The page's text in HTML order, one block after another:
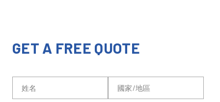
GET A FREE QUOTE